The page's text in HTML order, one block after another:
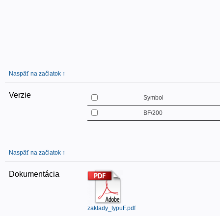
Naspäť na začiatok ↑
Verzie Symbol
BF/200
Naspäť na začiatok ↑
Dokumentácia
zaklady_typuF.pdf